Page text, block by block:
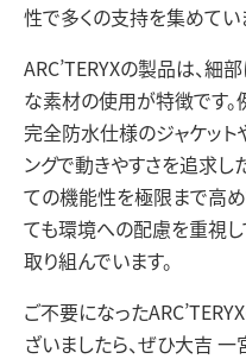
性で多くの支持を集めてい
ARC’TERYXの製品は、細
な素材の使用が特徴です。
完全防水仕様のジャケット
ングで動きやすさを追求し
ての機能性を極限まで高め
ても環境への配慮を重視し
取り組んでいます。
ご不要になった
ざいましたら、ぜひ大吉